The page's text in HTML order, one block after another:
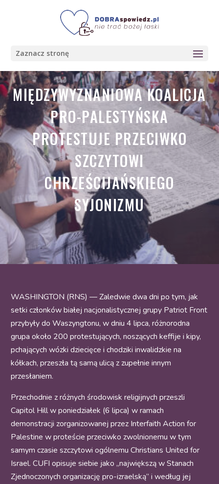
Zaznacz stronę
MIĘDZYWYZNANIOWA KOALICJA
PRO-PALESTYŃSKA
PROTESTUJE PRZECIWKO
SZCZYTOWI
CHRZEŚCIJAŃSKIEGO
SYJONIZMU
WASHINGTON (RNS) — Zaledwie dwa dni po tym, jak
setki członków białej nacjonalistycznej grupy Patriot Front
przybyły do Waszyngtonu, w dniu 4 lipca, różnorodna
grupa około 200 protestujących, noszących keffije i kipy,
pchających wózki dziecięce i chodziki inwalidzkie na
kółkach, przeszła tą samą ulicą z zupełnie innym
przesłaniem.
Przechodnie z różnych środowisk religijnych przeszli
Capitol Hill w poniedziałek (6 lipca) w ramach
demonstracji zorganizowanej przez Interfaith Action for
Palestine w proteście przeciwko zwolnionemu w tym
samym czasie szczytowi ogólnemu Christians United for
Israel. CUFI opisuje siebie jako „największą w Stanach
Zjednoczonych organizację pro-izraelską” i według jej